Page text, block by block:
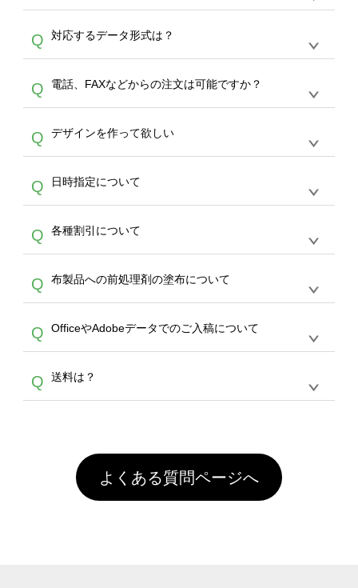
A
生産にて承っております。デザインツールから
デザインの作成から決済まで完了できます。
30枚以上やシルク印刷など、大口注文の場合
は、サポートが担当するエコバッグコンシェル
やタンブラーコンシェルをご利用ください。製
作する数量が多ければ多いほど、オンデマンド
サービスよりも低価格で製作することが可能で
す。
Q 対応するデータ形式は？
A
ドできるデータ形式は、JPG / PNG / AI / PSD /
PDF 形式になります。データの最大サイズ
写真などもアップロード可能です。使用できな
い画像はエラーになります。（※ Illustratorか
らの直接入稿には対応していません。AIで保存
し、デザインツールからアップロードして下さ
い）
Q 電話、FAXなどからの注文は可能ですか？
A
文のみ受け付けております。30個以上のご製
作をお考えの方は、サポートが担当するエコバ
スをご利用頂ければ、電話やFAX、メールなど
でご注文が可能です。
Q デザインを作って欲しい
A
を作って欲しい。などの場合は、製作数量が
30個以上であれば、サポート担当が、デザイ
バッグコンシェル
サー
ビスをご利用ください。(※ 30個以下の場合
は、デザインツールをご利用ください)
Q 日時指定について
A
ん。発送後18時以降に配送業者・伝票番号を
メールでお知らせいたしますので、直接配送業
者にご連絡いただき調整をお願い致します。
Q 各種割引について
A
カート内で自動的に割引(最大50%)が適用され
ます。 【付与ポイント】購入金額の1％が1ポ
イントとして付与され、次回ご注文時に1ポイ
ント＝1円としてお使いいただけます。ポイン
トは発送完了の翌日に付与され、次回ご注文時
からご利用頂けます。ポイントの有効期限は一
年間です。【会員ランク】過去10カ月のご注
文回数により会員ランク割引(最大5%)が適用
頂いても、ログインがされていなければ、ラン
クにカウントがされません。
Q 布製品への前処理剤の塗布について
A
意点（前処理剤）】カラー生地（Tシャツのホ
ワイト、トートバッグのナチュラル、ホワイト
といって、プリントを定着させるための処理剤
を塗布しており、短納期・低価格で商品をお届
害な性質で、水洗いで落とすことが可能です。
お手数ですが、お客様ご自身にて着用前に落と
していただけますようお願いいたします。※1
通常注文・直送機能でのご注文に関わらず、前
Q OfficeやAdobeデータでのご入稿について
A
ません。いずれのデータも該当デザインのみ画
像(JPEG,PNG,GIF,PDF)に変換、またはAdobe
Q 送料は？
引」などによるお値引きで4,000円未満になる
場合は送料がかかりますので、ご注意くださ
い。
よくある質問ページへ